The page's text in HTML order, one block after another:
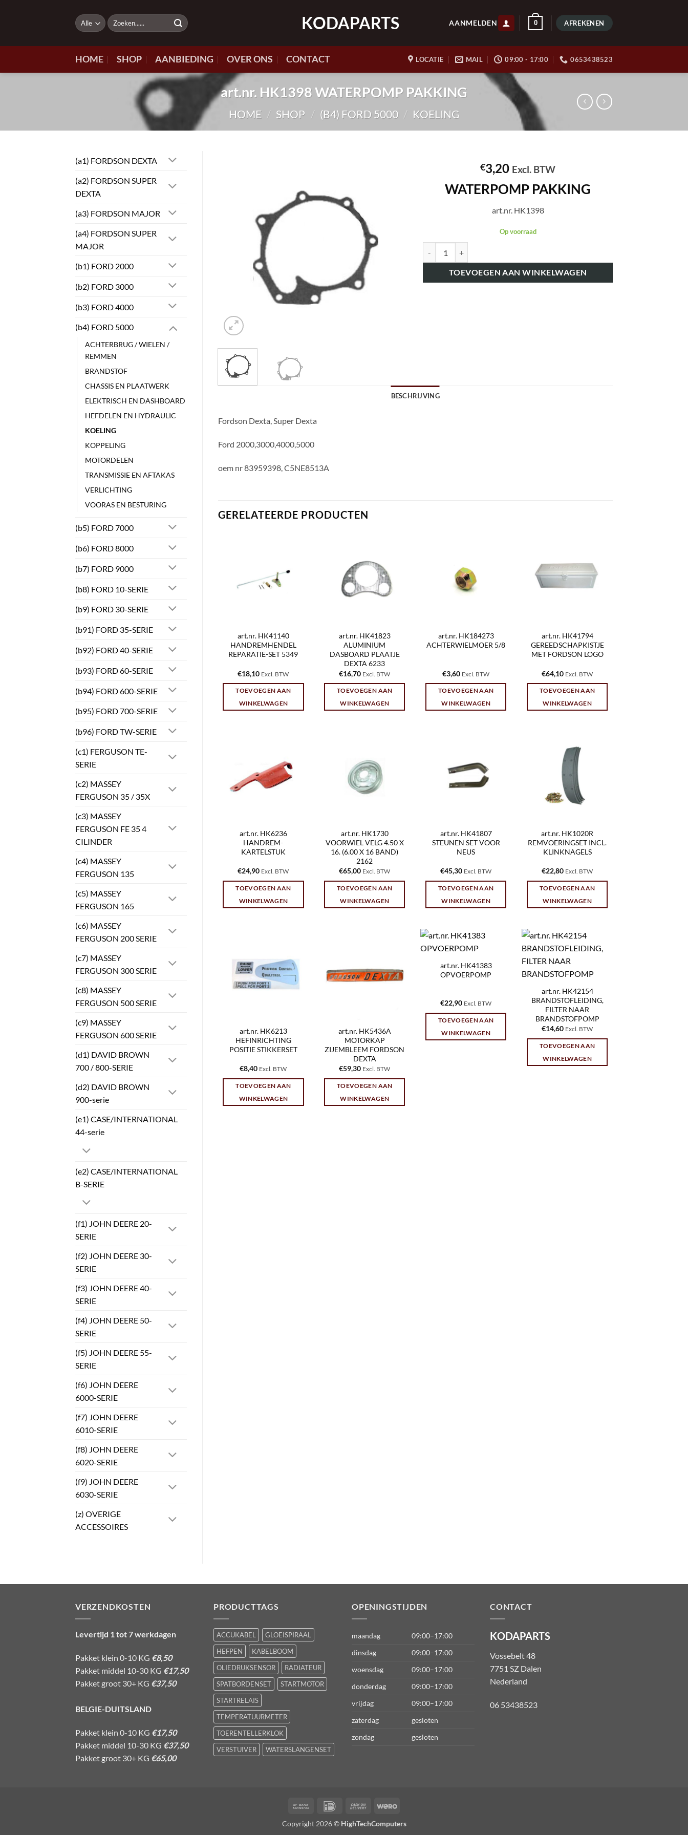
KODAPARTS
Zoeken
naar:
AANMELDEN 0 AFREKENEN
HOME SHOP AANBIEDING OVER ONS CONTACT LOCATIE MAIL 09:00 - 17:00 0653438523
art.nr. HK1398 WATERPOMP PAKKING
HOME / SHOP / (B4) FORD 5000 / KOELING
(a1) FORDSON DEXTA
(a2) FORDSON SUPER
DEXTA
(a3) FORDSON MAJOR
(a4) FORDSON SUPER
MAJOR
(b1) FORD 2000
(b2) FORD 3000
(b3) FORD 4000
(b4) FORD 5000
ACHTERBRUG / WIELEN /
REMMEN
BRANDSTOF
CHASSIS EN PLAATWERK
ELEKTRISCH EN DASHBOARD
HEFDELEN EN HYDRAULIC
KOELING
KOPPELING
MOTORDELEN
TRANSMISSIE EN AFTAKAS
VERLICHTING
VOORAS EN BESTURING
(b5) FORD 7000
(b6) FORD 8000
(b7) FORD 9000
(b8) FORD 10-SERIE
(b9) FORD 30-SERIE
(b91) FORD 35-SERIE
(b92) FORD 40-SERIE
(b93) FORD 60-SERIE
(b94) FORD 600-SERIE
(b95) FORD 700-SERIE
(b96) FORD TW-SERIE
(c1) FERGUSON TE-
SERIE
(c2) MASSEY
FERGUSON 35 / 35X
(c3) MASSEY
FERGUSON FE 35 4
CILINDER
(c4) MASSEY
FERGUSON 135
(c5) MASSEY
FERGUSON 165
(c6) MASSEY
FERGUSON 200 SERIE
(c7) MASSEY
FERGUSON 300 SERIE
(c8) MASSEY
FERGUSON 500 SERIE
(c9) MASSEY
FERGUSON 600 SERIE
(d1) DAVID BROWN
700 / 800-SERIE
(d2) DAVID BROWN
900-serie
(e1) CASE/INTERNATIONAL
44-serie
(e2) CASE/INTERNATIONAL
B-SERIE
(f1) JOHN DEERE 20-
SERIE
(f2) JOHN DEERE 30-
SERIE
(f3) JOHN DEERE 40-
SERIE
(f4) JOHN DEERE 50-
SERIE
(f5) JOHN DEERE 55-
SERIE
(f6) JOHN DEERE
6000-SERIE
(f7) JOHN DEERE
6010-SERIE
(f8) JOHN DEERE
6020-SERIE
(f9) JOHN DEERE
6030-SERIE
(z) OVERIGE
ACCESSOIRES
€3,20 Excl. BTW
WATERPOMP PAKKING
art.nr. HK1398
Op voorraad
TOEVOEGEN AAN WINKELWAGEN
BESCHRIJVING
Fordson Dexta, Super Dexta
Ford 2000,3000,4000,5000
oem nr 83959398, C5NE8513A
GERELATEERDE PRODUCTEN
art.nr. HK41140
HANDREMHENDEL
REPARATIE-SET 5349
€18,10 Excl. BTW
TOEVOEGEN AAN
WINKELWAGEN
art.nr. HK41823
ALUMINIUM
DASBOARD PLAATJE
DEXTA 6233
€16,70 Excl. BTW
TOEVOEGEN AAN
WINKELWAGEN
art.nr. HK184273
ACHTERWIELMOER 5/8
€3,60 Excl. BTW
TOEVOEGEN AAN
WINKELWAGEN
art.nr. HK41794
GEREEDSCHAPKISTJE
MET FORDSON LOGO
€64,10 Excl. BTW
TOEVOEGEN AAN
WINKELWAGEN
art.nr. HK6236
HANDREM-
KARTELSTUK
€24,90 Excl. BTW
TOEVOEGEN AAN
WINKELWAGEN
art.nr. HK1730
VOORWIEL VELG 4.50 X
16. (6.00 X 16 BAND)
2162
€65,00 Excl. BTW
TOEVOEGEN AAN
WINKELWAGEN
art.nr. HK41807
STEUNEN SET VOOR
NEUS
€45,30 Excl. BTW
TOEVOEGEN AAN
WINKELWAGEN
art.nr. HK1020R
REMVOERINGSET INCL.
KLINKNAGELS
€22,80 Excl. BTW
TOEVOEGEN AAN
WINKELWAGEN
art.nr. HK6213
HEFINRICHTING
POSITIE STIKKERSET
€8,40 Excl. BTW
TOEVOEGEN AAN
WINKELWAGEN
art.nr. HK5436A
MOTORKAP
ZIJEMBLEEM FORDSON
DEXTA
€59,30 Excl. BTW
TOEVOEGEN AAN
WINKELWAGEN
art.nr. HK41383
OPVOERPOMP
€22,90 Excl. BTW
TOEVOEGEN AAN
WINKELWAGEN
art.nr. HK42154
BRANDSTOFLEIDING,
FILTER NAAR
BRANDSTOFPOMP
€14,60 Excl. BTW
TOEVOEGEN AAN
WINKELWAGEN
VERZENDKOSTEN
Levertijd 1 tot 7 werkdagen
Pakket klein 0-10 KG €8,50
Pakket middel 10-30 KG €17,50
Pakket groot 30+ KG €37,50
BELGIE-DUITSLAND
Pakket klein 0-10 KG €17,50
Pakket middel 10-30 KG €37,50
Pakket groot 30+ KG €65,00
PRODUCTTAGS
ACCUKABEL
GLOEISPIRAAL
HEFPEN
KABELBOOM
OLIEDRUKSENSOR
RADIATEUR
SPATBORDENSET
STARTMOTOR
STARTRELAIS
TEMPERATUURMETER
TOERENTELLERKLOK
VERSTUIVER
WATERSLANGENSET
OPENINGSTIJDEN
maandag
09:00–17:00
dinsdag
09:00–17:00
woensdag
09:00–17:00
donderdag
09:00–17:00
vrijdag
09:00–17:00
zaterdag
gesloten
zondag
gesloten
CONTACT
KODAPARTS
Vossebelt 48
7751 SZ Dalen
Nederland
06 53438523
Bank
IDeal
Cash
Delivery
Wero
Copyright 2026 © HighTechComputers